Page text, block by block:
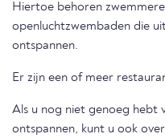
Hiertoe behoren
openluchtzwembaden die
ontspannen.
Er zijn een of meer
Als u nog niet genoeg hebt
ontspannen, kunt u ook